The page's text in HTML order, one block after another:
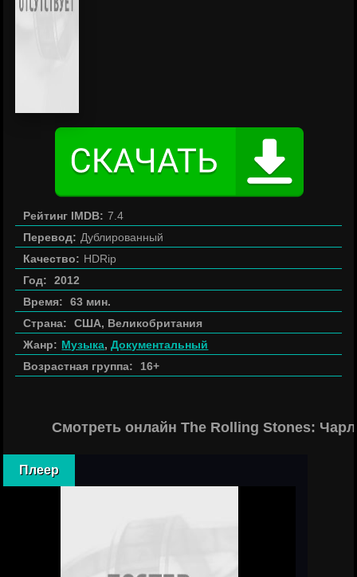
Рейтинг IMDB: 7.4
Перевод: Дублированный
Качество: HDRip
Год:
2012
Время:
63 мин.
Страна:
США, Великобритания
Жанр: Музыка,Документальный
Возрастная группа:
16+
Смотреть онлайн The Rolling Stones:
Плеер